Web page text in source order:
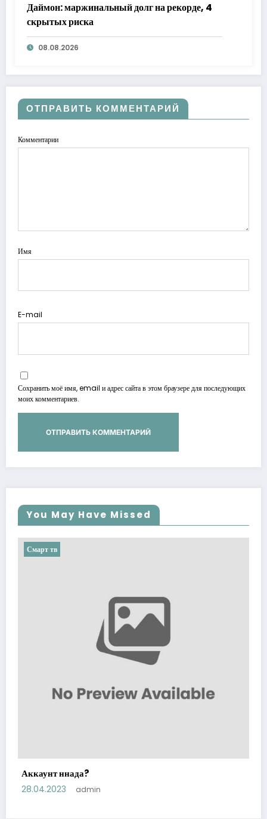
Даймон: маржинальный долг на рекорде, 4
скрытых риска
08.08.2026
ОТПРАВИТЬ КОММЕНТАРИЙ
Комментарии
Имя
E-mail
Сохранить моё имя, email и адрес сайта в этом браузере для последующих
моих комментариев.
You May Have Missed
Смарт тв
Аккаунт ннада?
28.04.2023 admin